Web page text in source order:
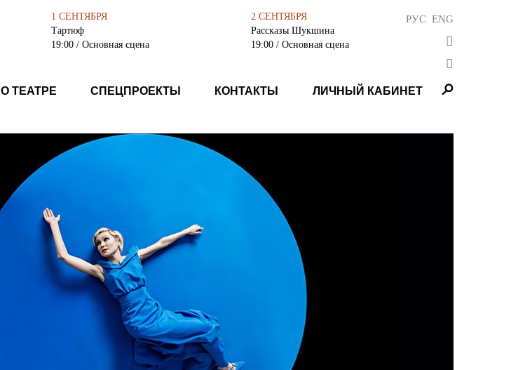
1 СЕНТЯБРЯ
Тартюф
19:00 / Основная сцена
2 СЕНТЯБРЯ
Рассказы Шукшина
19:00 / Основная сцена
РУС ENG
О ТЕАТРЕ СПЕЦПРОЕКТЫ КОНТАКТЫ ЛИЧНЫЙ КАБИНЕТ